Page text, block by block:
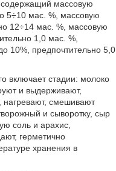
содержащий массовую
5÷10 мас. %, массовую
12÷14 мас. %, массовую
1,0 мас. %,
10%, предпочтительно 5,0
включает стадии: молоко
и выдерживают,
нагревают, смешивают
и сыворотку, сыр
соль и арахис,
герметично
хранения в